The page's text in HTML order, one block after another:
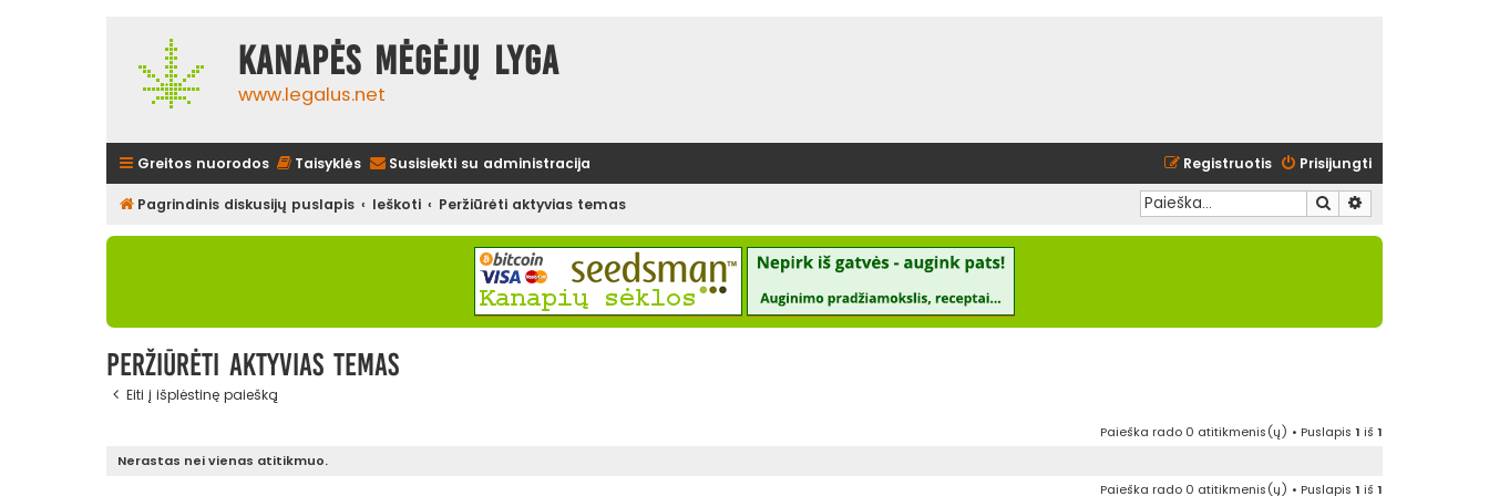
Kanapės mėgėjų lyga
www.legalus.net
Greitos nuorodos Taisyklės Susisiekti su administracija Prisijungti
Registruotis
Pagrindinis diskusijų puslapis Ieškoti Peržiūrėti aktyvias temas Ieškoti
Peržiūrėti aktyvias temas
Eiti į išplėstinę paiešką
Paieška rado 0 atitikmenis(ų) • Puslapis 1 iš 1
Nerastas nei vienas atitikmuo.
Paieška rado 0 atitikmenis(ų) • Puslapis 1 iš 1